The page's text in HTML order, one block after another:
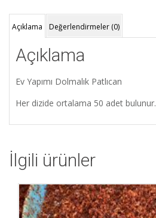
Açıklama Değerlendirmeler (0)
Açıklama
Ev Yapımı Dolmalık Patlıcan
Her dizide ortalama 50 adet bulunur.
İlgili ürünler
İstek Listeme Ekle